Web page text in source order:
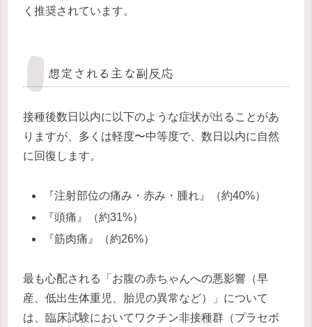
く推奨されています。
想定される主な副反応
接種後数日以内に以下のような症状が出ることがあ
りますが、多くは軽度〜中等度で、数日以内に自然
に回復します。
『注射部位の痛み・赤み・腫れ』（約40%）
『頭痛』（約31%）
『筋肉痛』（約26%）
最も心配される「お腹の赤ちゃんへの悪影響（早
産、低出生体重児、胎児の異常など）」について
は、臨床試験においてワクチン非接種群（プラセボ